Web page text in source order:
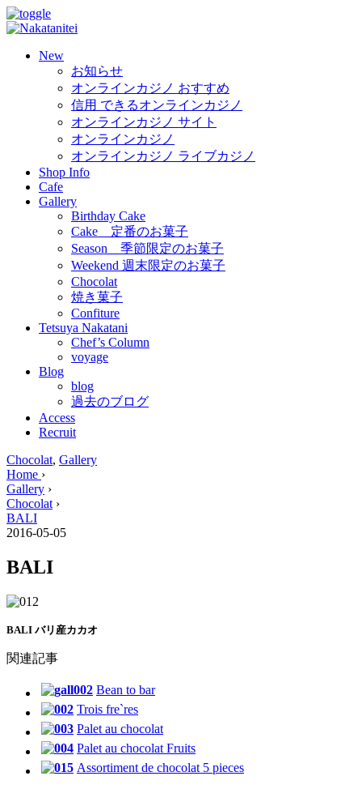
New
お知らせ
オンラインカジノ おすすめ
信用 できるオンラインカジノ
オンラインカジノ サイト
オンラインカジノ
オンラインカジノ ライブカジノ
Shop Info
Cafe
Gallery
Birthday Cake
Cake 定番のお菓子
Season 季節限定のお菓子
Weekend 週末限定のお菓子
Chocolat
焼き菓子
Confiture
Tetsuya Nakatani
Chef’s Column
voyage
Blog
blog
過去のブログ
Access
Recruit
Chocolat, Gallery
Home ›
Gallery ›
Chocolat ›
BALI
2016-05-05
BALI
BALI バリ産カカオ
関連記事
Bean to bar
Trois fre`res
Palet au chocolat
Palet au chocolat Fruits
Assortiment de chocolat 5 pieces